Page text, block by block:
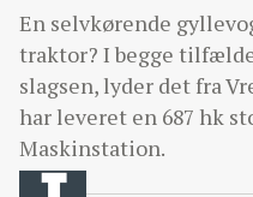
En selvkørende
traktor? I begge
slagsen, lyder det fra
har leveret en 687 hk
Maskinstation.